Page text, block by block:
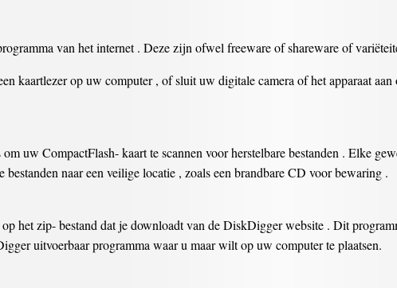
van het internet . Deze zijn ofwel freeware of shareware of
kaartlezer op uw computer , of sluit uw digitale camera of het apparaat
uw CompactFlash- kaart te scannen voor herstelbare bestanden . Elke
naar een veilige locatie , zoals een brandbare CD voor bewaring .
het zip- bestand dat je downloadt van de DiskDigger website . Dit
uitvoerbaar programma waar u maar wilt op uw computer te plaatsen.